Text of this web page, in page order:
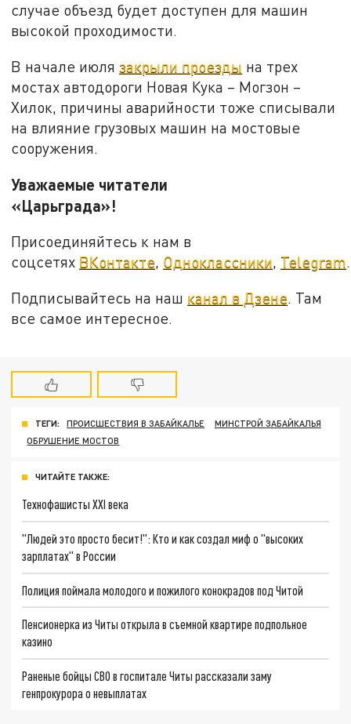
случае объезд будет доступен для машин
высокой проходимости.
В начале июлязакрыли проезды на трех
мостах автодороги Новая Кука – Могзон –
Хилок, причины аварийности тоже списывали
на влияние грузовых машин на мостовые
сооружения.
Уважаемые читатели
«Царьграда»!
Присоединяйтесь к нам в
соцсетях ВКонтакте, Одноклассники, Telegram.
Подписывайтесь на наш канал в Дзене. Там
все самое интересное.
ТЕГИ: ПРОИСШЕСТВИЯ В ЗАБАЙКАЛЬЕ
МИНСТРОЙ ЗАБАЙКАЛЬЯ
ОБРУШЕНИЕ МОСТОВ
ЧИТАЙТЕ ТАКЖЕ:
Технофашисты XXI века
"Людей это просто бесит!": Кто и как создал миф о "высоких
зарплатах" в России
Полиция поймала молодого и пожилого конокрадов под Читой
Пенсионерка из Читы открыла в съемной квартире подпольное
казино
Раненые бойцы СВО в госпитале Читы рассказали заму
генпрокурора о невыплатах